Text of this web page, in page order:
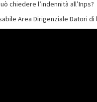
chiedere l’indennità all’Inps?
Area Dirigenziale Datori di